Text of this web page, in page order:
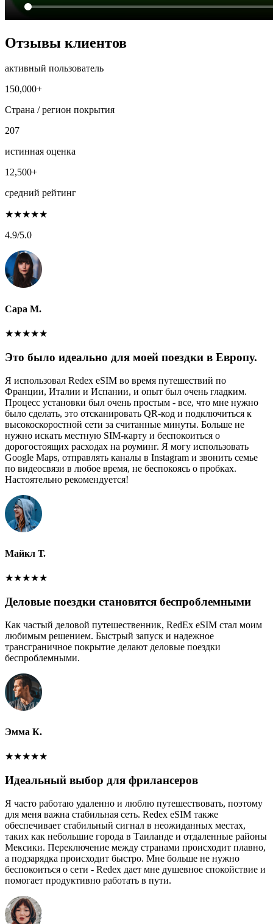
Отзывы клиентов
активный пользователь
150,000+
Страна / регион покрытия
207
истинная оценка
12,500+
средний рейтинг
★★★★★
4.9/5.0
Сара М.
★★★★★
Это было идеально для моей поездки в Европу.
Я использовал Redex eSIM во время путешествий по
Франции, Италии и Испании, и опыт был очень гладким.
Процесс установки был очень простым - все, что мне нужно
было сделать, это отсканировать QR-код и подключиться к
высокоскоростной сети за считанные минуты. Больше не
нужно искать местную SIM-карту и беспокоиться о
дорогостоящих расходах на роуминг. Я могу использовать
Google Maps, отправлять каналы в Instagram и звонить семье
по видеосвязи в любое время, не беспокоясь о пробках.
Настоятельно рекомендуется!
Майкл Т.
★★★★★
Деловые поездки становятся беспроблемными
Как частый деловой путешественник, RedEx eSIM стал моим
любимым решением. Быстрый запуск и надежное
трансграничное покрытие делают деловые поездки
беспроблемными.
Эмма К.
★★★★★
Идеальный выбор для фрилансеров
Я часто работаю удаленно и люблю путешествовать, поэтому
для меня важна стабильная сеть. Redex eSIM также
обеспечивает стабильный сигнал в неожиданных местах,
таких как небольшие города в Таиланде и отдаленные районы
Мексики. Переключение между странами происходит плавно,
а подзарядка происходит быстро. Мне больше не нужно
беспокоиться о сети - Redex дает мне душевное спокойствие и
помогает продуктивно работать в пути.